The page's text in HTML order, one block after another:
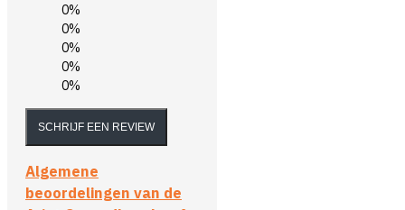
0%
0%
0%
0%
0%
SCHRIJF EEN REVIEW
Algemene
beoordelingen van de